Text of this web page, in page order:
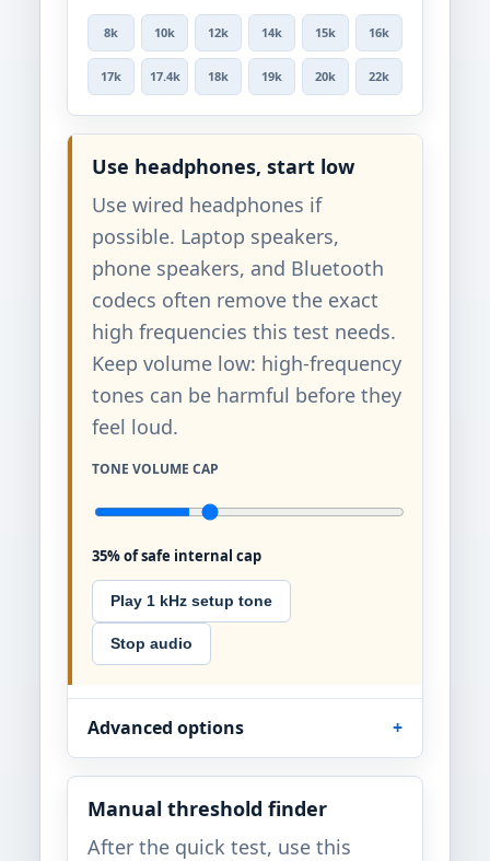
8k 10k 12k 14k 15k 16k
17k 17.4k 18k 19k 20k 22k
Use headphones, start low
Use wired headphones if
possible. Laptop speakers,
phone speakers, and Bluetooth
codecs often remove the exact
high frequencies this test needs.
Keep volume low: high-frequency
tones can be harmful before they
feel loud.
TONE VOLUME CAP
35% of safe internal cap
Play 1 kHz setup tone
Stop audio
Advanced options
Manual threshold finder
After the quick test, use this